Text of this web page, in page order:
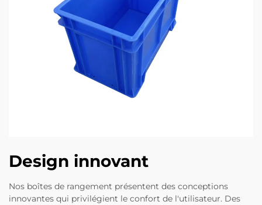
Design innovant
Nos boîtes de rangement présentent des conceptions
innovantes qui privilégient le confort de l'utilisateur. Des